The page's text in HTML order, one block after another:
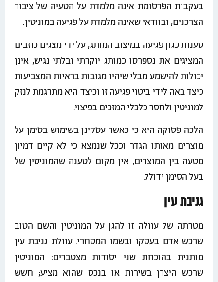
בעקבות הפרסומת אינה מלמדת על הטעיה של ציבור
הצרכנים, ובוודאי שאינה מלמדת על פגיעה במוניטין.
טענות כגון פגיעה במיצוב המותג, על ידי מצגים כוזבים
המציגים את נספרסו כמותג יוקרתי ובלתי נגיש, אינן
יכולות להישמע מבלי שיהיו מגובות בראיות המצביעות
כיצד באה לידי ביטוי פגיעה זו וכיצד היא מתרגמת לנזק
למוניטין ולחסר כלכלי המזכים בפיצוי.
הלכה פסוקה היא כי כאשר עסקינן בשימוש בסימן על
מוצרים מאותו הגדר וככל שנמצא כי לא קיים דמיון
מטעה בין המוצרים, אין מקום לטענה שהמוניטין של
בעל הסימן ידולל.
גניבת עין
מטרתה של עוולה זו להגן על המוניטין והשם הטוב
שרכש אדם בעסקו ובשמו המסחרי. עוולת גניבת עין
מותנית בהוכחת שני יסודות מצטברים: המוניטין
שרכש היצרן בשירות או בנכס שהוא מציע; חשש